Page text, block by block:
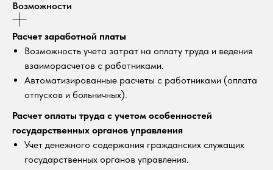
Возможности
Расчет заработной платы
Возможность учета затрат на оплату труда и ведения
взаиморасчетов с работниками.
Автоматизированные расчеты с работниками (оплата
отпусков и больничных).
Расчет оплаты труда с учетом особенностей
государственных органов управления
Учет денежного содержания гражданских служащих
государственных органов управления.